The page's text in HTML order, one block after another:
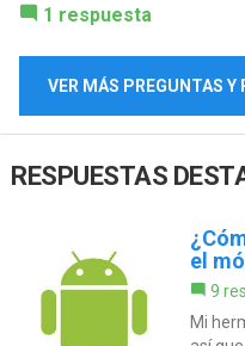
1 respuesta
VER MÁS PREGUNTAS Y
RESPUESTAS
el
9
Mi